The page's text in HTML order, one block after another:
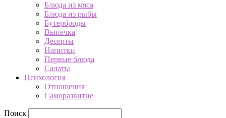
Блюда из мяса
Блюда из рыбы
Бутерброды
Выпечка
Десерты
Напитки
Первые блюда
Салаты
Психология
Отношения
Саморазвитие
Поиск